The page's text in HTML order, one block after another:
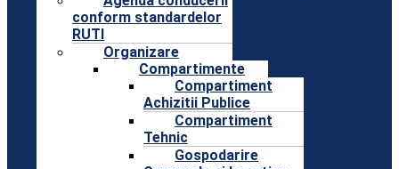
conform standardelor
RUTI
Organizare
Compartimente
Compartiment
Achizitii Publice
Compartiment
Tehnic
Gospodarire